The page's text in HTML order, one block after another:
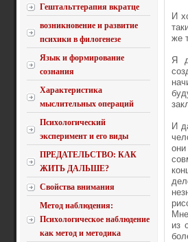
Гештальттерапия вкратце
возникновение и развитие
психики в филогенезе
Язык и формирование
сознания
Характеристика
мыслительных операций
Психологический
эксперимент и его виды
ПРЕДАТЕЛЬСТВО: КАК
ЖИТЬ ДАЛЬШЕ?
Свойства внимания
Метод наблюдения:
Психологическое наблюдение
как метод и методика
И
же
Я
И
из